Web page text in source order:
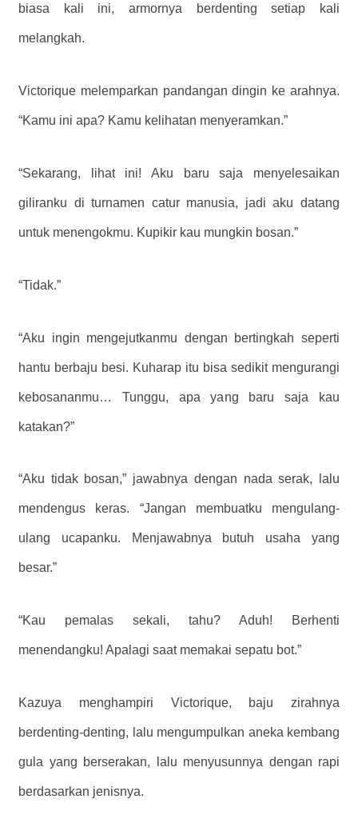
biasa kali ini, armornya berdenting setiap kali
melangkah.
Victorique melemparkan pandangan dingin ke arahnya.
“Kamu ini apa? Kamu kelihatan menyeramkan.”
“Sekarang, lihat ini! Aku baru saja menyelesaikan
giliranku di turnamen catur manusia, jadi aku datang
untuk menengokmu. Kupikir kau mungkin bosan.”
“Tidak.”
“Aku ingin mengejutkanmu dengan bertingkah seperti
hantu berbaju besi. Kuharap itu bisa sedikit mengurangi
kebosananmu… Tunggu, apa yang baru saja kau
katakan?”
“Aku tidak bosan,” jawabnya dengan nada serak, lalu
mendengus keras. “Jangan membuatku mengulang-
ulang ucapanku. Menjawabnya butuh usaha yang
besar.”
“Kau pemalas sekali, tahu? Aduh! Berhenti
menendangku! Apalagi saat memakai sepatu bot.”
Kazuya menghampiri Victorique, baju zirahnya
berdenting-denting, lalu mengumpulkan aneka kembang
gula yang berserakan, lalu menyusunnya dengan rapi
berdasarkan jenisnya.